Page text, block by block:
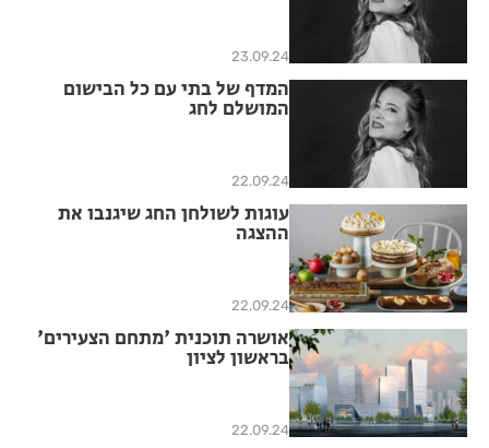
23.09.24
המדף של בתי עם כל הבישום
המושלם לחג
22.09.24
עוגות לשולחן החג שיגנבו את
ההצגה
22.09.24
אושרה תוכנית 'מתחם הצעירים'
בראשון לציון
22.09.24